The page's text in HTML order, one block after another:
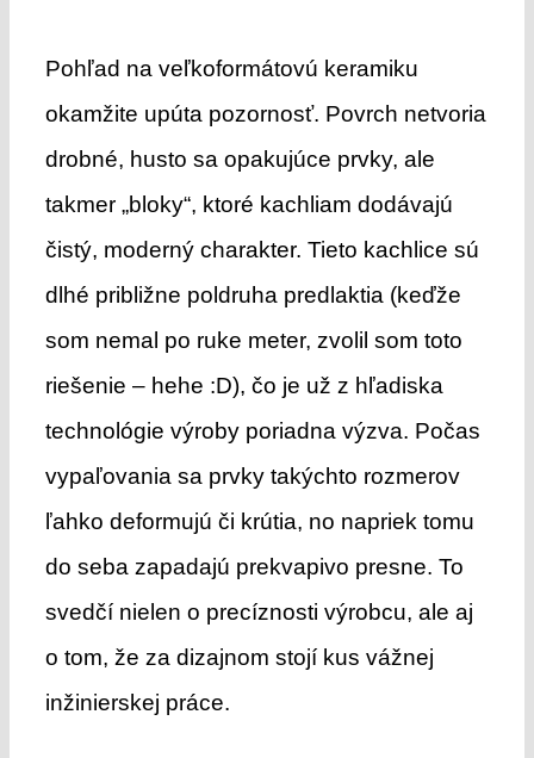
Pohľad na veľkoformátovú keramiku
okamžite upúta pozornosť. Povrch netvoria
drobné, husto sa opakujúce prvky, ale
takmer „bloky“, ktoré kachliam dodávajú
čistý, moderný charakter. Tieto kachlice sú
dlhé približne poldruha predlaktia (keďže
som nemal po ruke meter, zvolil som toto
riešenie – hehe :D), čo je už z hľadiska
technológie výroby poriadna výzva. Počas
vypaľovania sa prvky takýchto rozmerov
ľahko deformujú či krútia, no napriek tomu
do seba zapadajú prekvapivo presne. To
svedčí nielen o precíznosti výrobcu, ale aj
o tom, že za dizajnom stojí kus vážnej
inžinierskej práce.